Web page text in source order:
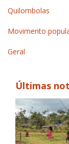
Quilombolas
Movimento
Geral
Últimas